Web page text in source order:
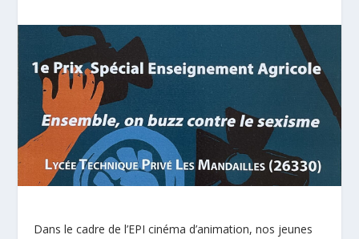
Dans le cadre de l’EPI cinéma d’animation, nos jeunes